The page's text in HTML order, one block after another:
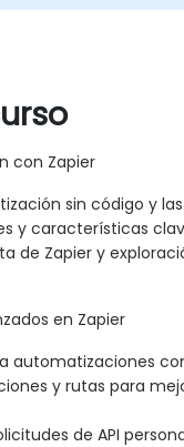
con Zapier
sin código y
y características
de Zapier y
en Zapier
automatizaciones
y rutas para
de API